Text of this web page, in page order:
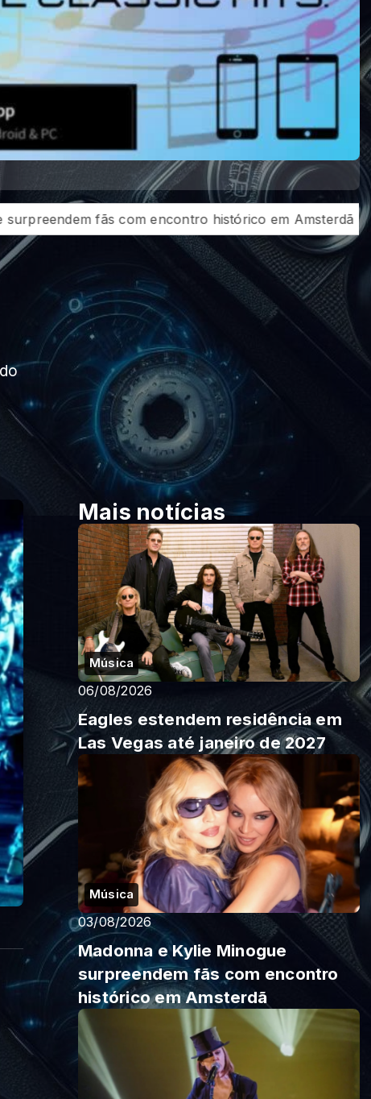
Suzanne Vega prova que continua em
Mais notícias
Música
06/08/2026
Eagles estendem residência em
Las Vegas até janeiro de 2027
Música
03/08/2026
Madonna e Kylie Minogue
surpreendem fãs com encontro
histórico em Amsterdã